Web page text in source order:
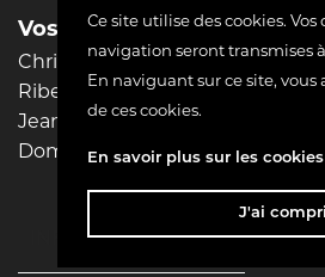
Vos domaines préférés :
Christophe Pacalet
Riberach
Jean-Philippe Padié
Domaine Pierre MENARD
INFORMATIONSkeyboard_arrow_down
Ce site utilise des cookies. Vos
navigation seront transmises
En naviguant sur ce site,
de ces cookies.
En savoir plus sur les cookies
J'ai